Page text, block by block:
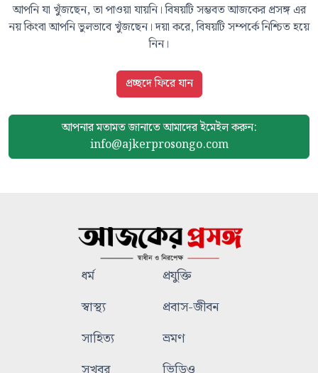
আপনি যা খুঁজছেন, তা পাওয়া যায়নি। বিষয়টি সম্ভবত আজকের প্রসঙ্গ এর
নয় কিংবা আপনি ভুলভাবে খুঁজছেন। দয়া করে, বিষয়টি সম্পর্কে নিশ্চিত হয়ে
নিন।
প্রচ্ছদে ফিরে যান
আপনার মতামত জানাতে আমাদেরইমেইল করুন:
info@ajkerprosongo.com
ধর্ম
প্রযুক্তি
স্বাস্থ্য
প্রবাস-জীবন
সাহিত্য
ভ্রমণ